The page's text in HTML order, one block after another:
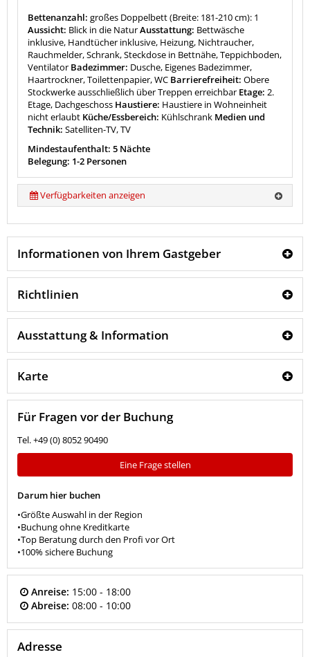
Bettenanzahl: großes Doppelbett (Breite: 181-210 cm): 1
Aussicht: Blick in die NaturAusstattung: Bettwäsche
inklusive, Handtücher inklusive, Heizung, Nichtraucher,
Rauchmelder, Schrank, Steckdose in Bettnähe, Teppichboden,
Ventilator Badezimmer: Dusche, Eigenes Badezimmer,
Haartrockner, Toilettenpapier, WC Barrierefreiheit: Obere
Stockwerke ausschließlich über Treppen erreichbar Etage: 2.
Etage, Dachgeschoss Haustiere: Haustiere in Wohneinheit
nicht erlaubt Küche/Essbereich: Kühlschrank Medien und
Technik: Satelliten-TV, TV
Mindestaufenthalt: 5 Nächte
Belegung: 1-2 Personen
Verfügbarkeiten anzeigen
Informationen von Ihrem Gastgeber
Richtlinien
Ausstattung & Information
Karte
Für Fragen vor der Buchung
Tel. +49 (0) 8052 90490
Eine Frage stellen
Darum hier buchen
•Größte Auswahl in der Region
•Buchung ohne Kreditkarte
•Top Beratung durch den Profi vor Ort
•100% sichere Buchung
Anreise: 15:00 - 18:00
Abreise: 08:00 - 10:00
Adresse